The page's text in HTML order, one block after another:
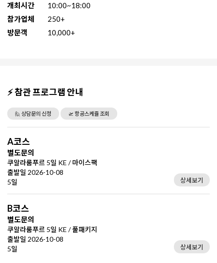
개최시간
10:00~18:00
참가업체
250+
방문객
10,000+
⚡ 참관 프로그램 안내
🙋 상담문의 신청 🛫 항공스케쥴 조회
A코스
별도문의
쿠알라룸푸르 5일 KE / 마이스팩
출발일 2026-10-08
5일
상세보기
B코스
별도문의
쿠알라룸푸르 5일 KE / 풀패키지
출발일 2026-10-08
5일
상세보기